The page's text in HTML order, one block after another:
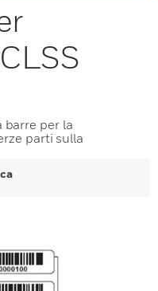
barre per la
parti sulla